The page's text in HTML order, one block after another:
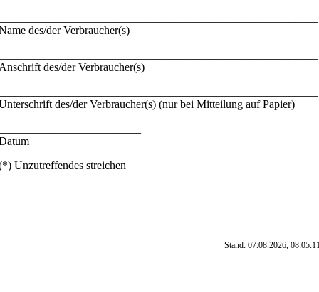
des/der Verbraucher(s)
des/der Verbraucher(s)
des/der Verbraucher(s) (nur bei Mitteilung auf Papier)
Unzutreffendes streichen
Stand: 07.08.2026,